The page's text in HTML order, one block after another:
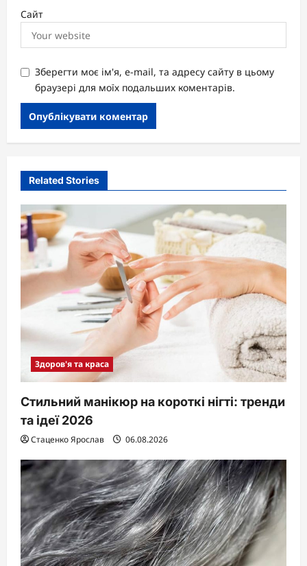
Сайт
Зберегти моє ім'я, e-mail, та адресу сайту в цьому
браузері для моїх подальших коментарів.
Related Stories
Здоров'я та краса
Стильний манікюр на короткі нігті: тренди
та ідеї 2026
Стаценко Ярослав 06.08.2026